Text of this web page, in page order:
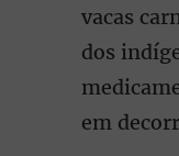
vacas
dos
em